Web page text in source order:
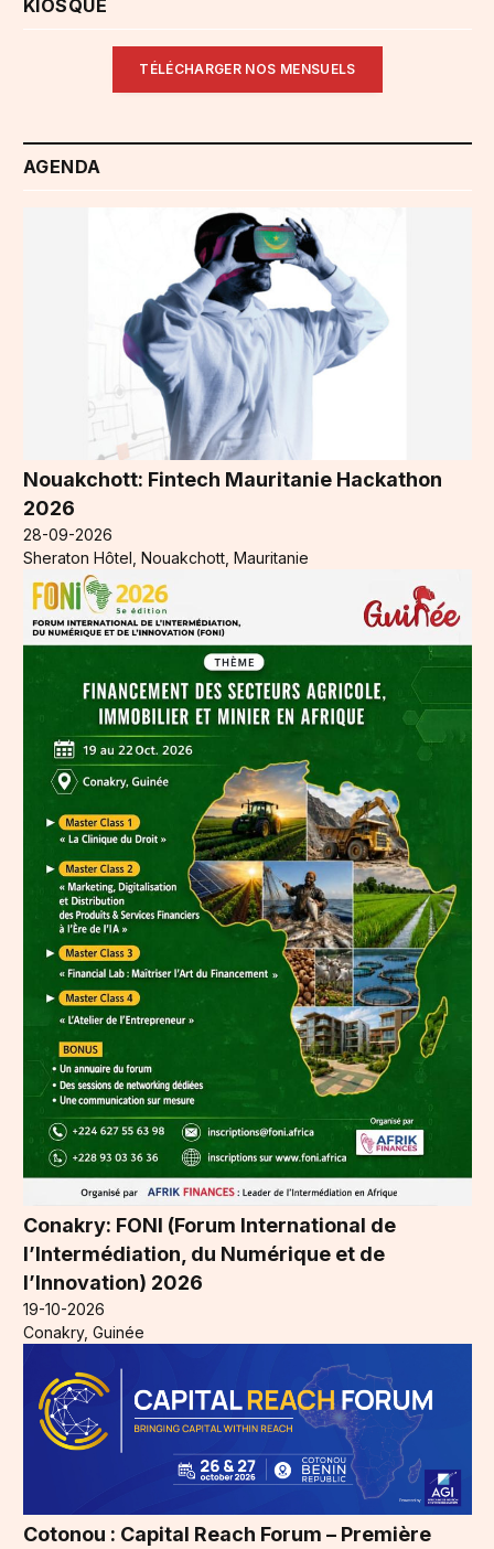
KIOSQUE
TÉLÉCHARGER NOS MENSUELS
AGENDA
Nouakchott: Fintech Mauritanie Hackathon
2026
28-09-2026
Sheraton Hôtel, Nouakchott, Mauritanie
Conakry: FONI (Forum International de
l’Intermédiation, du Numérique et de
l’Innovation) 2026
19-10-2026
Conakry, Guinée
Cotonou : Capital Reach Forum – Première